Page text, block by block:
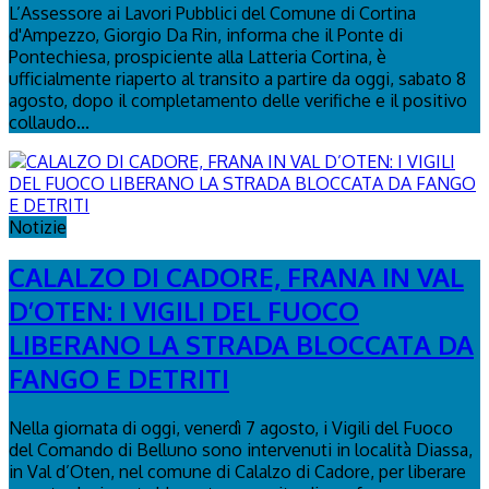
L’Assessore ai Lavori Pubblici del Comune di Cortina
d'Ampezzo, Giorgio Da Rin, informa che il Ponte di
Pontechiesa, prospiciente alla Latteria Cortina, è
ufficialmente riaperto al transito a partire da oggi, sabato 8
agosto, dopo il completamento delle verifiche e il positivo
collaudo...
Notizie
CALALZO DI CADORE, FRANA IN VAL
D’OTEN: I VIGILI DEL FUOCO
LIBERANO LA STRADA BLOCCATA DA
FANGO E DETRITI
Nella giornata di oggi, venerdì 7 agosto, i Vigili del Fuoco
del Comando di Belluno sono intervenuti in località Diassa,
in Val d’Oten, nel comune di Calalzo di Cadore, per liberare